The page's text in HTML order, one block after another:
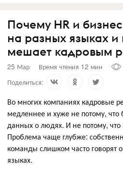
Почему HR и
на разных языках и
мешает кадровым
25 Мар Время чтения 12 мин
Поделиться:
Во многих компаниях кадровые
медленнее и хуже не потому, что
данных о людях. И не потому,
Проблема чаще глубже:
команды слишком часто говорят
языках.